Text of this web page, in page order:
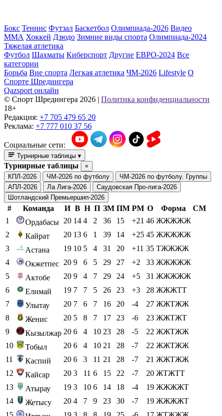
Бокс Теннис Футзал Баскетбол Олимпиада-2026 Видео
ММА Хоккей Дзюдо Зимние виды спорта Олимпиада-2024
Тяжелая атлетика
Футбол Шахматы Киберспорт Другие ЕВРО-2024 Все
категории
Борьба Вне спорта Легкая атлетика ЧМ-2026 Lifestyle О
Спорте Шредингера
Qazsport онлайн
© Cпорт Шредингера 2026 | Политика конфиденциальности
18+
Редакция: +7 705 479 65 20
Реклама: +7 777 010 37 56
Социальные сети:
Турнирные таблицы ▾
Турнирные таблицы
×
КПЛ-2026
ЧМ-2026 по футболу
ЧМ-2026 по футболу. Группы
АПЛ-2026
Ла Лига-2026
Саудовская Про-лига-2026
Шотландский Премьершип-2026
# Команда И В Н П ЗМ ПМ РМ О Форма
СМ
1
Ордабасы 20 14 4 2 36 15 +21 46 ЖЖЖЖЖ
2
Кайрат 20 13 6 1 39 14 +25 45 ЖЖЖЖЖ
3
Астана 19 10 5 4 31 20 +11 35 ТЖЖЖЖ
4
Окжетпес 20 9 6 5 29 27 +2 33 ЖЖЖЖЖ
5
Актобе 20 9 4 7 29 24 +5 31 ЖЖЖЖЖ
6
Елимай 19 7 7 5 26 23 +3 28 ЖЖЖТТ
7
Улытау 20 7 6 7 16 20 -4 27 ЖЖТЖЖ
8
Женис 20 5 8 7 17 23 -6 23 ЖЖТЖТ
9
Кызылжар 20 6 4 10 23 28 -5 22 ЖЖТЖЖ
10
Тобыл 20 6 4 10 21 28 -7 22 ЖЖТЖЖ
11
Каспий 20 6 3 11 21 28 -7 21 ЖЖТЖЖ
12
Кайсар 20 3 11 6 15 22 -7 20 ЖТЖТТ
13
Атырау 19 3 10 6 14 18 -4 19 ЖЖЖЖТ
14
Жетысу 20 4 7 9 23 30 -7 19 ЖЖЖЖТ